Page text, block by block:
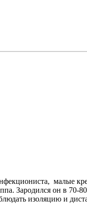
малые
Зародился он в
изоляцию и